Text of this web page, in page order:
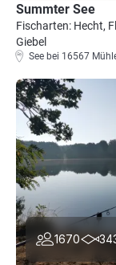
Summter See
Fischarten: Hecht,
Giebel
See bei 16567
1670